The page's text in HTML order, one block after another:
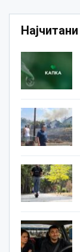
Најчитани